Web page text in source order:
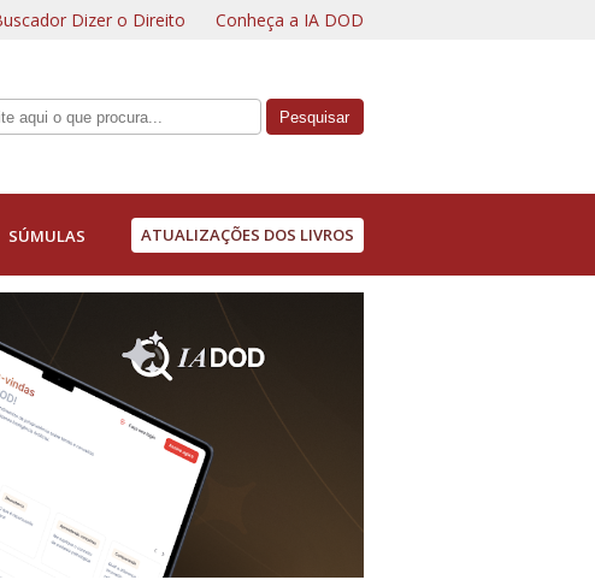
Dizer o Direito Conheça a IA DOD
SÚMULAS ATUALIZAÇÕES DOS LIVROS